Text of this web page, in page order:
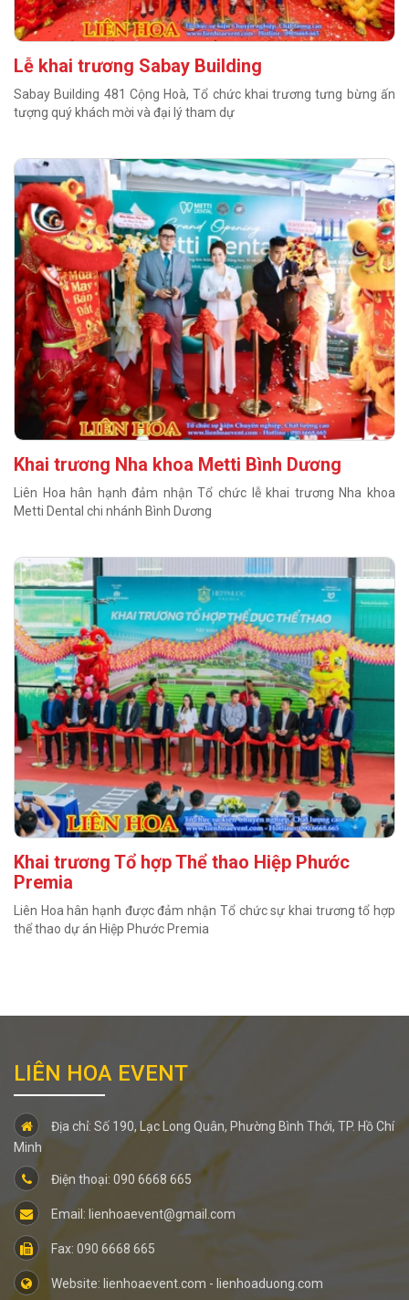
Lễ khai trương Sabay Building
Sabay Building 481 Cộng Hoà, Tổ chức khai trương tưng bừng ấn
tượng quý khách mời và đại lý tham dự
Khai trương Nha khoa Metti Bình Dương
Liên Hoa hân hạnh đảm nhận Tổ chức lễ khai trương Nha khoa
Metti Dental chi nhánh Bình Dương
Khai trương Tổ hợp Thể thao Hiệp Phước
Premia
Liên Hoa hân hạnh được đảm nhận Tổ chức sự khai trương tổ hợp
thể thao dự án Hiệp Phước Premia
LIÊN HOA EVENT
Địa chỉ: Số 190, Lạc Long Quân, Phường Bình Thới, TP. Hồ Chí
Minh
Điện thoại: 090 6668 665
Email: lienhoaevent@gmail.com
Fax: 090 6668 665
Website: lienhoaevent.com - lienhoaduong.com